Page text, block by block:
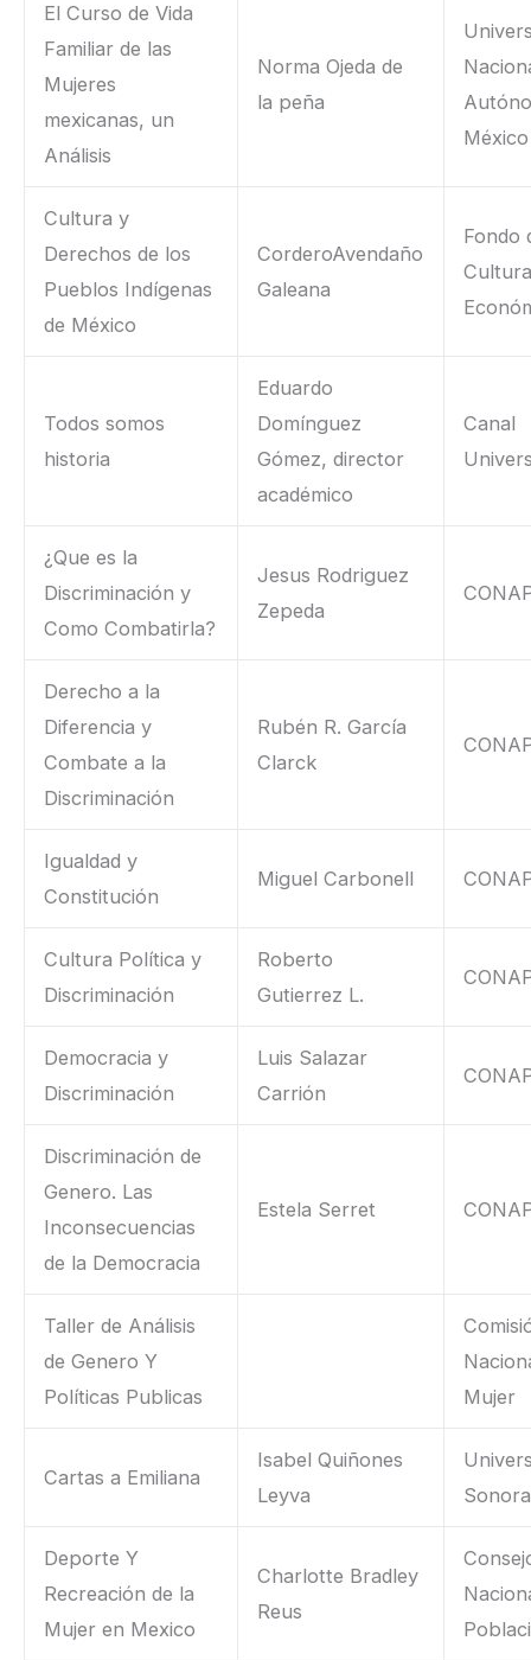
El Curso de Vida
Familiar de las
Mujeres
mexicanas, un
Análisis
Norma Ojeda de
la peña
México
Cultura y
Derechos de los
Pueblos Indígenas
de México
CorderoAvendaño
Galeana
Fondo
Todos somos
historia
Eduardo
Domínguez
Gómez, director
académico
Canal
¿Que es la
Discriminación y
Como Combatirla?
Jesus Rodriguez
Zepeda
Derecho a la
Diferencia y
Combate a la
Discriminación
Rubén R. García
Clarck
Igualdad y
Constitución
Miguel Carbonell
Cultura Política y
Discriminación
Roberto
Gutierrez L.
Democracia y
Discriminación
Luis Salazar
Carrión
Discriminación de
Genero. Las
Inconsecuencias
de la Democracia
Estela Serret
Taller de Análisis
de Genero Y
Políticas Publicas
Mujer
Cartas a Emiliana
Isabel Quiñones
Leyva
Sonora
Deporte Y
Recreación de la
Mujer en Mexico
Charlotte Bradley
Reus